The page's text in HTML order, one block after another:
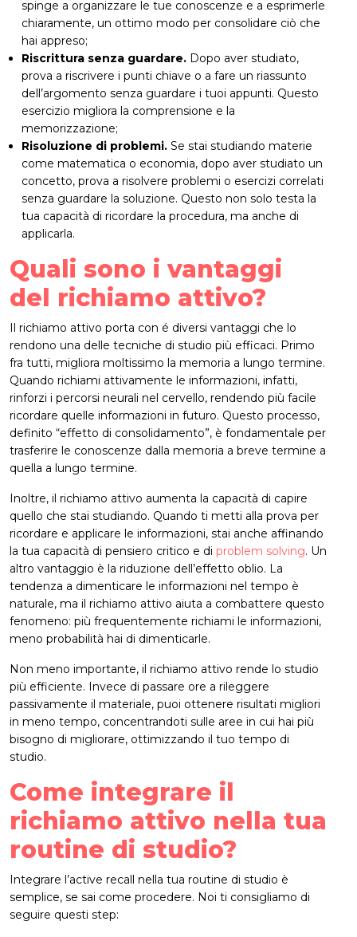
spinge a organizzare le tue conoscenze e a esprimerle
chiaramente, un ottimo modo per consolidare ciò che
hai appreso;
Riscrittura senza guardare. Dopo aver studiato,
prova a riscrivere i punti chiave o a fare un riassunto
dell’argomento senza guardare i tuoi appunti. Questo
esercizio migliora la comprensione e la
memorizzazione;
Risoluzione di problemi. Se stai studiando materie
come matematica o economia, dopo aver studiato un
concetto, prova a risolvere problemi o esercizi correlati
senza guardare la soluzione. Questo non solo testa la
tua capacità di ricordare la procedura, ma anche di
applicarla.
Quali sono i vantaggi
del richiamo attivo?
Il richiamo attivo porta con é diversi vantaggi che lo
rendono una delle tecniche di studio più efficaci. Primo
fra tutti, migliora moltissimo la memoria a lungo termine.
Quando richiami attivamente le informazioni, infatti,
rinforzi i percorsi neurali nel cervello, rendendo più facile
ricordare quelle informazioni in futuro. Questo processo,
definito “effetto di consolidamento”, è fondamentale per
trasferire le conoscenze dalla memoria a breve termine a
quella a lungo termine.
Inoltre, il richiamo attivo aumenta la capacità di capire
quello che stai studiando. Quando ti metti alla prova per
ricordare e applicare le informazioni, stai anche affinando
la tua capacità di pensiero critico e di problem solving. Un
altro vantaggio è la riduzione dell’effetto oblio. La
tendenza a dimenticare le informazioni nel tempo è
naturale, ma il richiamo attivo aiuta a combattere questo
fenomeno: più frequentemente richiami le informazioni,
meno probabilità hai di dimenticarle.
Non meno importante, il richiamo attivo rende lo studio
più efficiente. Invece di passare ore a rileggere
passivamente il materiale, puoi ottenere risultati migliori
in meno tempo, concentrandoti sulle aree in cui hai più
bisogno di migliorare, ottimizzando il tuo tempo di
studio.
Come integrare il
richiamo attivo nella tua
routine di studio?
Integrare l’active recall nella tua routine di studio è
semplice, se sai come procedere. Noi ti consigliamo di
seguire questi step: